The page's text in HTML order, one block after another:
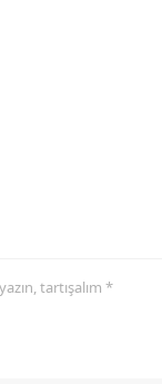
tartışalım *